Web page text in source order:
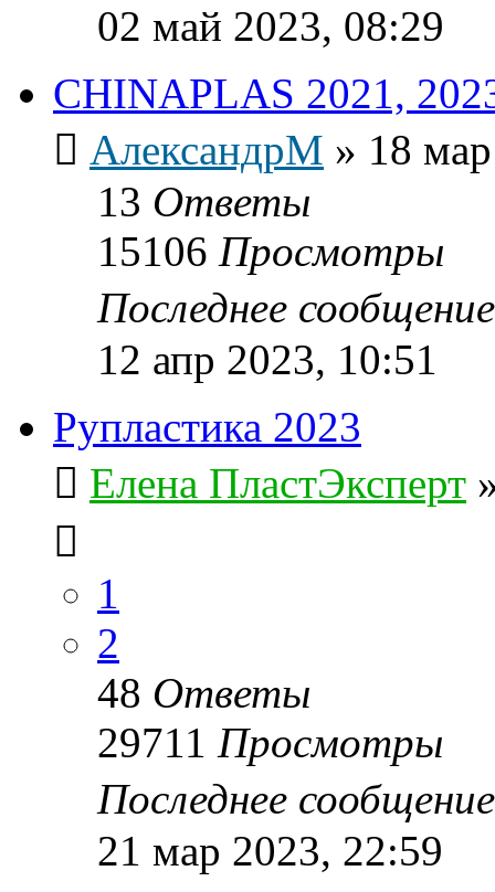
02 май 2023, 08:29
CHINAPLAS 2021,
АлександрМ » 18
13 Ответы
15106 Просмотры
Последнее
12 апр 2023, 10:51
Рупластика 2023
Елена ПластЭксперт
1
2
48 Ответы
29711 Просмотры
Последнее
21 мар 2023, 22:59